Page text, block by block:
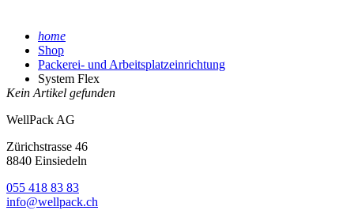
home
Shop
Packerei- und Arbeitsplatzeinrichtung
System Flex
Kein Artikel gefunden
WellPack AG
Zürichstrasse 46
8840 Einsiedeln
055 418 83 83
info@wellpack.ch